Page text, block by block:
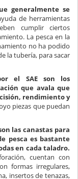
generalmente se
de herramientas
cumplir ciertos
La pesca en la
no ha podido
la tubería, para sacar
el SAE son los
que avala que
rendimiento y
piezas que puedan
las canastas para
pesca es bastante
en cada taladro.
cuentan con
formas irregulares,
insertos de tenazas,